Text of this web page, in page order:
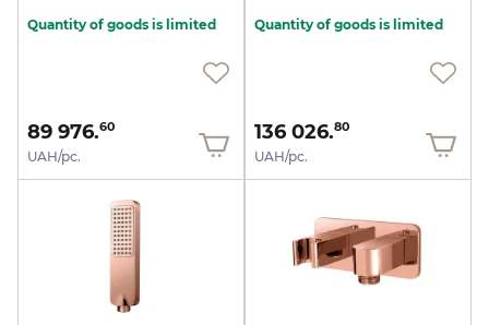
Quantity of goods is limited
89 976.60
UAH/pc.
Quantity of goods is limited
136 026.80
UAH/pc.